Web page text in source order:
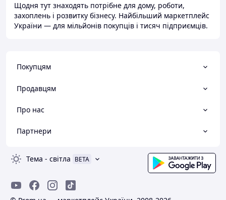
Щодня тут знаходять потрібне для дому, роботи,
захоплень і розвитку бізнесу. Найбільший маркетплейс
України — для мільйонів покупців і тисяч підприємців.
Покупцям
Продавцям
Про нас
Партнери
Тема - світла BETA